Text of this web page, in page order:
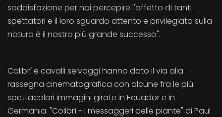
soddisfazione per noi percepire l'affetto di tanti
spettatori e il loro sguardo attento e privilegiato sulla
natura è il nostro più grande successo".
Colibrì e cavalli selvaggi hanno dato il via alla
rassegna cinematografica con alcune fra le più
spettacolari immagini girate in Ecuador e in
Germania. "Colibrì - I messaggeri delle piante" di Paul